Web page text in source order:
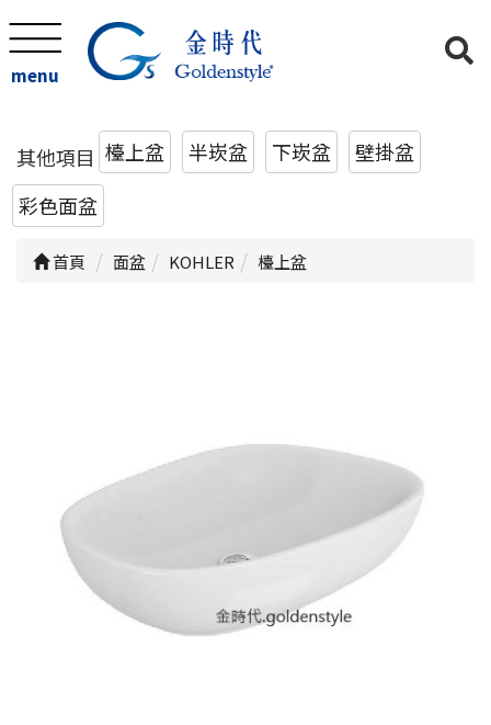
menu
其他項目 檯上盆 半崁盆 下崁盆
壁掛盆
彩色面盆
首頁 面盆 KOHLER 檯上盆